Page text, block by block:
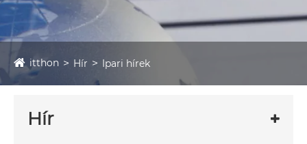
itthon Hír Ipari hírek
Hír